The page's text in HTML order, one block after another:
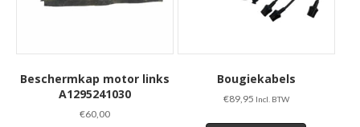
Beschermkap motor links
A1295241030
€60,00
Bougiekabels
€89,95 Incl. BTW